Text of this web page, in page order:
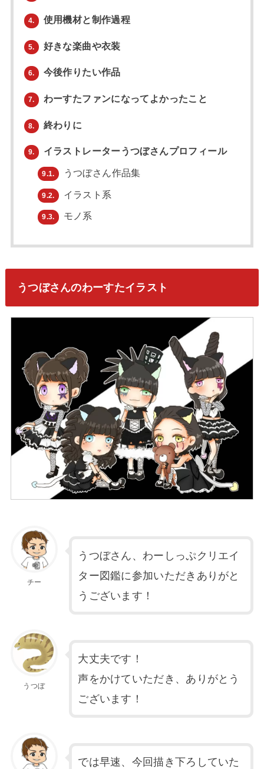
4. 使用機材と制作過程
5. 好きな楽曲や衣装
6. 今後作りたい作品
7. わーすたファンになってよかったこと
8. 終わりに
9. イラストレーターうつぼさんプロフィール
9.1. うつぼさん作品集
9.2. イラスト系
9.3. モノ系
うつぼさんのわーすたイラスト
チー
うつぼさん、わーしっぷクリエイ
ター図鑑に参加いただきありがと
うございます！
うつぼ
大丈夫です！
声をかけていただき、ありがとう
ございます！
では早速、今回描き下ろしていた